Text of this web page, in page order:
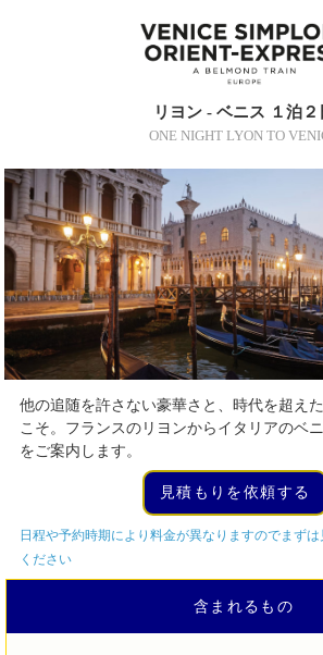
リヨン - ベニス １泊２
ONE NIGHT LYON TO
他の追随を許さない豪華さと、時代を超え
こそ。フランスのリヨンからイタリアのベ
をご案内します。
見積もりを依頼する
日程や予約時期により料金が異なりますのでまず
ください
含まれるもの